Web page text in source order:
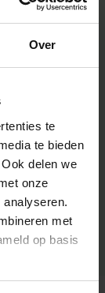
Over
te
te bieden
Ook delen we
onze
met
op basis